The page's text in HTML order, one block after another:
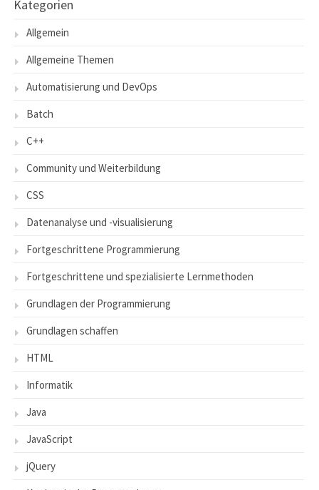
Kategorien
Allgemein
Allgemeine Themen
Automatisierung und DevOps
Batch
C++
Community und Weiterbildung
CSS
Datenanalyse und -visualisierung
Fortgeschrittene Programmierung
Fortgeschrittene und spezialisierte Lernmethoden
Grundlagen der Programmierung
Grundlagen schaffen
HTML
Informatik
Java
JavaScript
jQuery